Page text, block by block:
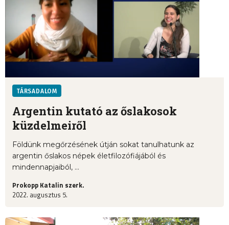
TÁRSADALOM
Argentin kutató az őslakosok
küzdelmeiről
Földünk megőrzésének útján sokat tanulhatunk az
argentin őslakos népek életfilozófiájából és
mindennapjaiból, ...
Prokopp Katalin szerk.
2022. augusztus 5.